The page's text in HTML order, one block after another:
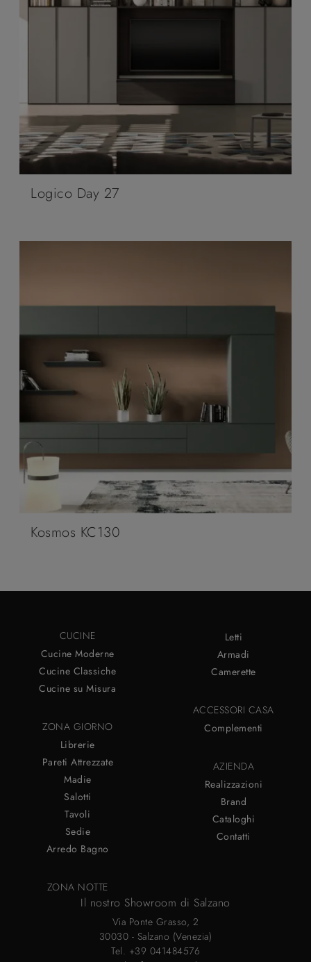
Logico Day 27
Kosmos KC130
CUCINE
Cucine Moderne
Cucine Classiche
Cucine su Misura
ZONA GIORNO
Librerie
Pareti Attrezzate
Madie
Salotti
Tavoli
Sedie
Arredo Bagno
ZONA NOTTE
Letti
Armadi
Camerette
ACCESSORI CASA
Complementi
AZIENDA
Realizzazioni
Brand
Cataloghi
Contatti
Il nostro Showroom di Salzano
Via Ponte Grasso, 2
30030 - Salzano (Venezia)
Tel. +39 041484576